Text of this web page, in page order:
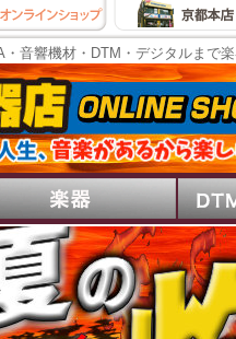
音響機材・DTM・デジタルまで